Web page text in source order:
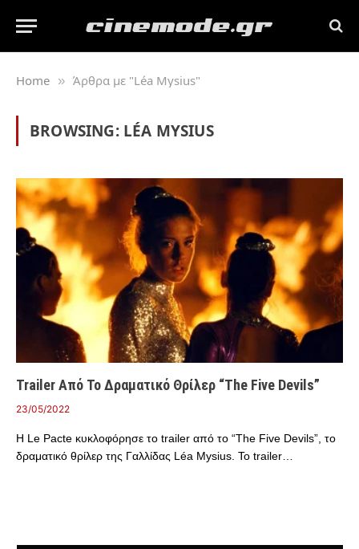
Home » Άρθρα με "Léa Mysius"
BROWSING: LÉA MYSIUS
Trailer Από Το Δραματικό Θρίλερ “The Five Devils”
23/05/2022
Η Le Pacte κυκλοφόρησε το trailer από το “The Five Devils”, το
δραματικό θρίλερ της Γαλλίδας Léa Mysius. Το trailer…